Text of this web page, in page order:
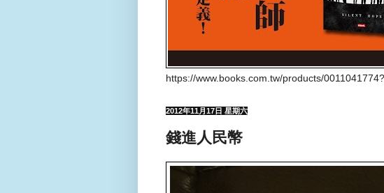
https://www.books.com.tw/products/
2012年11月17日 星期六
錢進人民幣